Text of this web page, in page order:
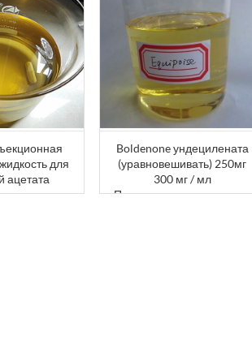
для
ацетата
продажи
Boldenone ундецилената
(уравновешивать) 250мг
300 мг / мл
Предварительно сделали